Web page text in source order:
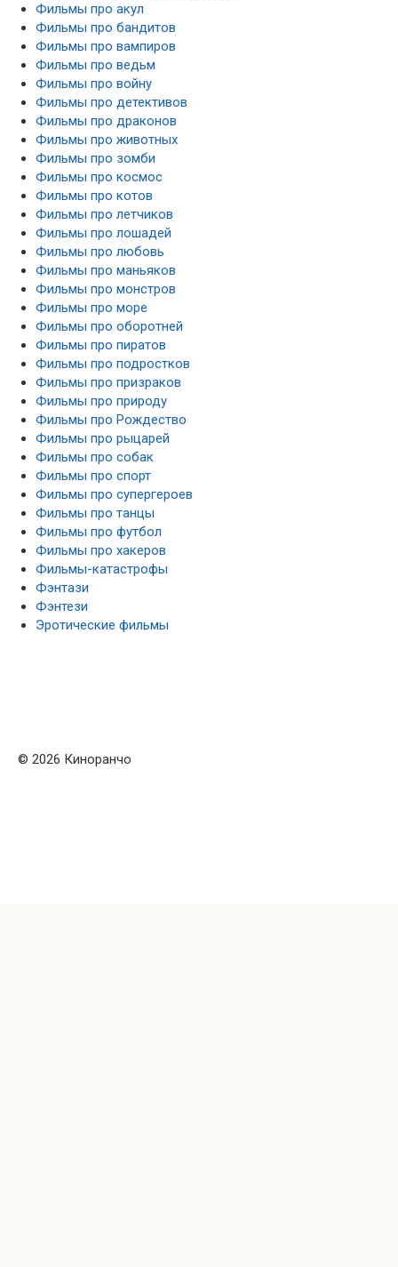
Фильмы про акул
Фильмы про бандитов
Фильмы про вампиров
Фильмы про ведьм
Фильмы про войну
Фильмы про детективов
Фильмы про драконов
Фильмы про животных
Фильмы про зомби
Фильмы про космос
Фильмы про котов
Фильмы про летчиков
Фильмы про лошадей
Фильмы про любовь
Фильмы про маньяков
Фильмы про монстров
Фильмы про море
Фильмы про оборотней
Фильмы про пиратов
Фильмы про подростков
Фильмы про призраков
Фильмы про природу
Фильмы про Рождество
Фильмы про рыцарей
Фильмы про собак
Фильмы про спорт
Фильмы про супергероев
Фильмы про танцы
Фильмы про футбол
Фильмы про хакеров
Фильмы-катастрофы
Фэнтази
Фэнтези
Эротические фильмы
© 2026 Киноранчо